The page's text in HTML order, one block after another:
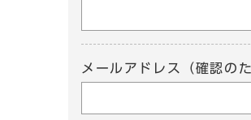
メールアドレス（確認の